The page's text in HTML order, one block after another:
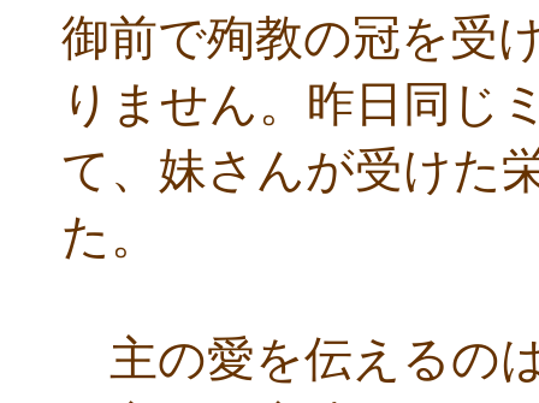
御前で殉教の冠を受
りません。昨日同じ
て、妹さんが受けた
た。
主の愛を伝えるの